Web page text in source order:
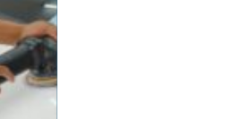
k...